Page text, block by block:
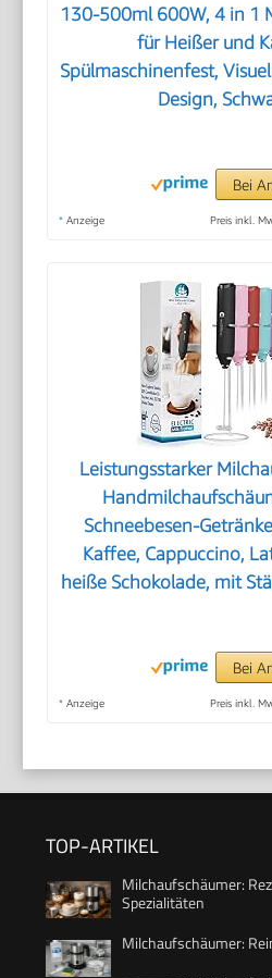
130-500ml 600W, 4 in 1
für Heißer und
Spülmaschinenfest,
Design,
Bei
* Anzeige Preis inkl.
Leistungsstarker
Schneebesen-
Kaffee, Cappuccino,
heiße Schokolade, mit
Bei
* Anzeige Preis inkl.
TOP-ARTIKEL
Milchaufschäumer:
Spezialitäten
Milchaufschäumer: